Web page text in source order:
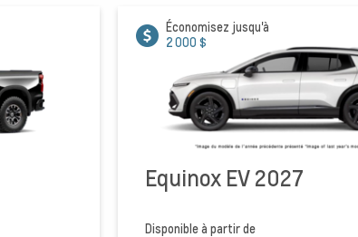
Économisez jusqu'à
2 000 $
Equinox EV 2027
Disponible à partir de